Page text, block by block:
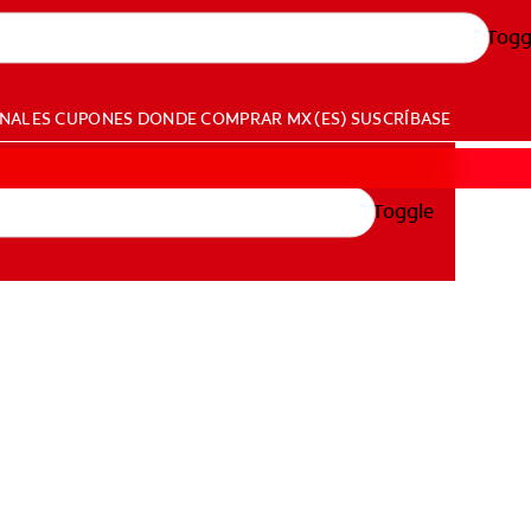
CUPONES DONDE COMPRAR MX (ES) SUSCRÍBASE
Toggle